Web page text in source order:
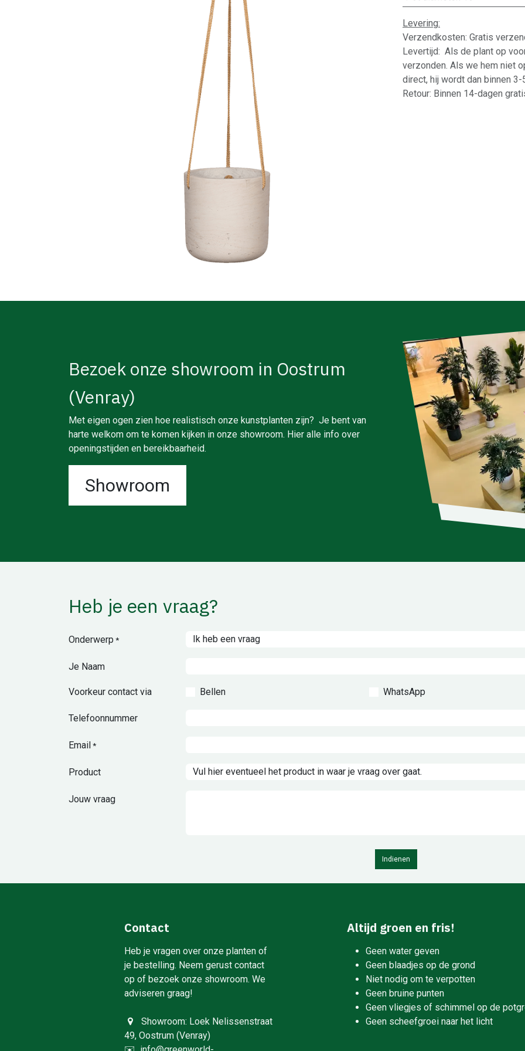
Levering:
Verzendkosten: Gratis
Levertijd: Als de plant op
verzonden. Als we hem niet
direct, hij wordt dan binnen
Retour: Binnen 14-dagen
Bezoek onze showroom in Oostrum
(Venray)
Met eigen ogen zien hoe realistisch onze kunstplanten zijn? Je bent van
harte welkom om te komen kijken in onze showroom. Hier alle info over
openingstijden en bereikbaarheid.
Showroom
Heb je een vraag?
Onderwerp *
Je Naam
Voorkeur contact via Bellen WhatsApp
Telefoonnummer
Email*
Product
Jouw vraag
Indienen
Contact
Heb je vragen over onze planten of
je bestelling. Neem gerust contact
op of bezoek onze showroom. We
adviseren graag!
Showroom: Loek Nelissenstraat
49, Oostrum (Venray)
Altijd groen en fris!
Geen water geven
Geen blaadjes op de grond
Niet nodig om te verpotten
Geen bruine punten
Geen vliegjes of schimmel op de
Geen scheefgroei naar het licht